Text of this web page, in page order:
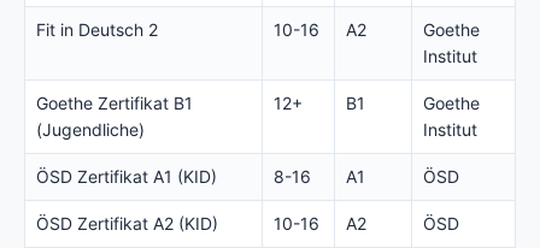
Fit in Deutsch 2 10-16 A2
Goethe
Institut
Goethe Zertifikat B1
(Jugendliche)
12+ B1
Goethe
Institut
ÖSD Zertifikat A1 (KID) 8-16 A1 ÖSD
ÖSD Zertifikat A2 (KID) 10-16 A2 ÖSD